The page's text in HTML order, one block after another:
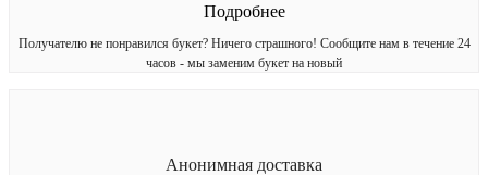
Подробнее
Получателю не понравился букет? Ничего страшного! Сообщите нам в течение 24
часов - мы заменим букет на новый
Анонимная доставка